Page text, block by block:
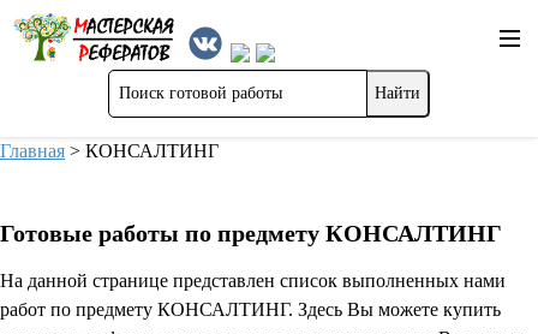
Главная > КОНСАЛТИНГ
Готовые работы по предмету КОНСАЛТИНГ
На данной странице представлен список выполненных нами
работ по предмету КОНСАЛТИНГ. Здесь Вы можете купить